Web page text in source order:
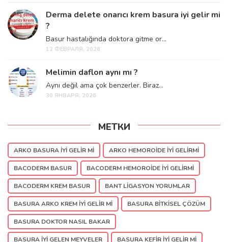
Derma delete onarıcı krem basura iyi gelir mi
?
Basur hastalığında doktora gitme or...
12 ФЕВРАЛЯ, 2026
Melimin daflon aynı mı ?
Aynı değil ama çok benzerler. Biraz...
30 ЯНВАРЯ, 2026
МЕТКИ
ARKO BASURA IYI GELIR MI ARKO HEMOROIDE IYI GELIRMI
BACODERM BASUR BACODERM HEMOROIDE IYI GELIRMI
BACODERM KREM BASUR BANT LIGASYON YORUMLAR
BASURA ARKO KREM IYI GELIR MI BASURA BITKISEL ÇÖZÜM
BASURA DOKTOR NASIL BAKAR
BASURA IYI GELEN MEYVELER BASURA KEFIR IYI GELIR MI